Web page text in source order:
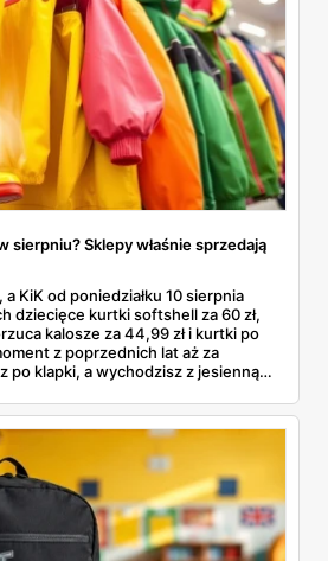
sierpniu? Sklepy właśnie sprzedają
a KiK od poniedziałku 10 sierpnia
dziecięce kurtki softshell za 60 zł,
kalosze za 44,99 zł i kurtki po
z poprzednich lat aż za
po klapki, a wychodzisz z jesienną
w przyszłym tygodniu i czy jest
zanim skończą się wakacje.